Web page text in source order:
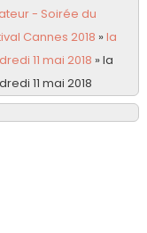
- Soirée du
Cannes 2018 »la
11 mai 2018 »la
11 mai 2018